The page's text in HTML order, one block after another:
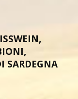
SARDEGNA